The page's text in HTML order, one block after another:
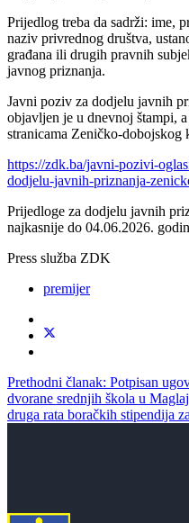
Prijedlog treba da sadrži: ime,
naziv privrednog društva,
građana ili drugih pravnih
javnog priznanja.
Javni poziv za dodjelu javnih
objavljen je u dnevnoj štampi,
stranicama Zeničko-dobojskog
https://zdk.ba/javni-pozivi-
dodjelu-javnih-priznanja-
Prijedloge za dodjelu javnih
najkasnije do 04.06.2026.
Press služba ZDK
premijer
Prethodni članak: Potpisan
dvorane srednjih škola u
druga rata boračkih stipendija